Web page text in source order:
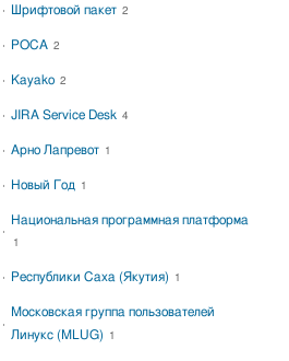
Шрифтовой пакет 2
РОСА 2
Kayako 2
JIRA Service Desk 4
Арно Лапревот 1
Новый Год 1
Национальная программная платформа
1
Республики Саха (Якутия) 1
Московская группа пользователей
Линукс (MLUG)
1